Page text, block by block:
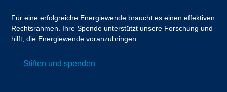
Für eine erfolgreiche Energiewende braucht es einen effektiven
Rechtsrahmen. Ihre Spende unterstützt unsere Forschung und
hilft, die Energiewende voranzubringen.
Stiften und spenden